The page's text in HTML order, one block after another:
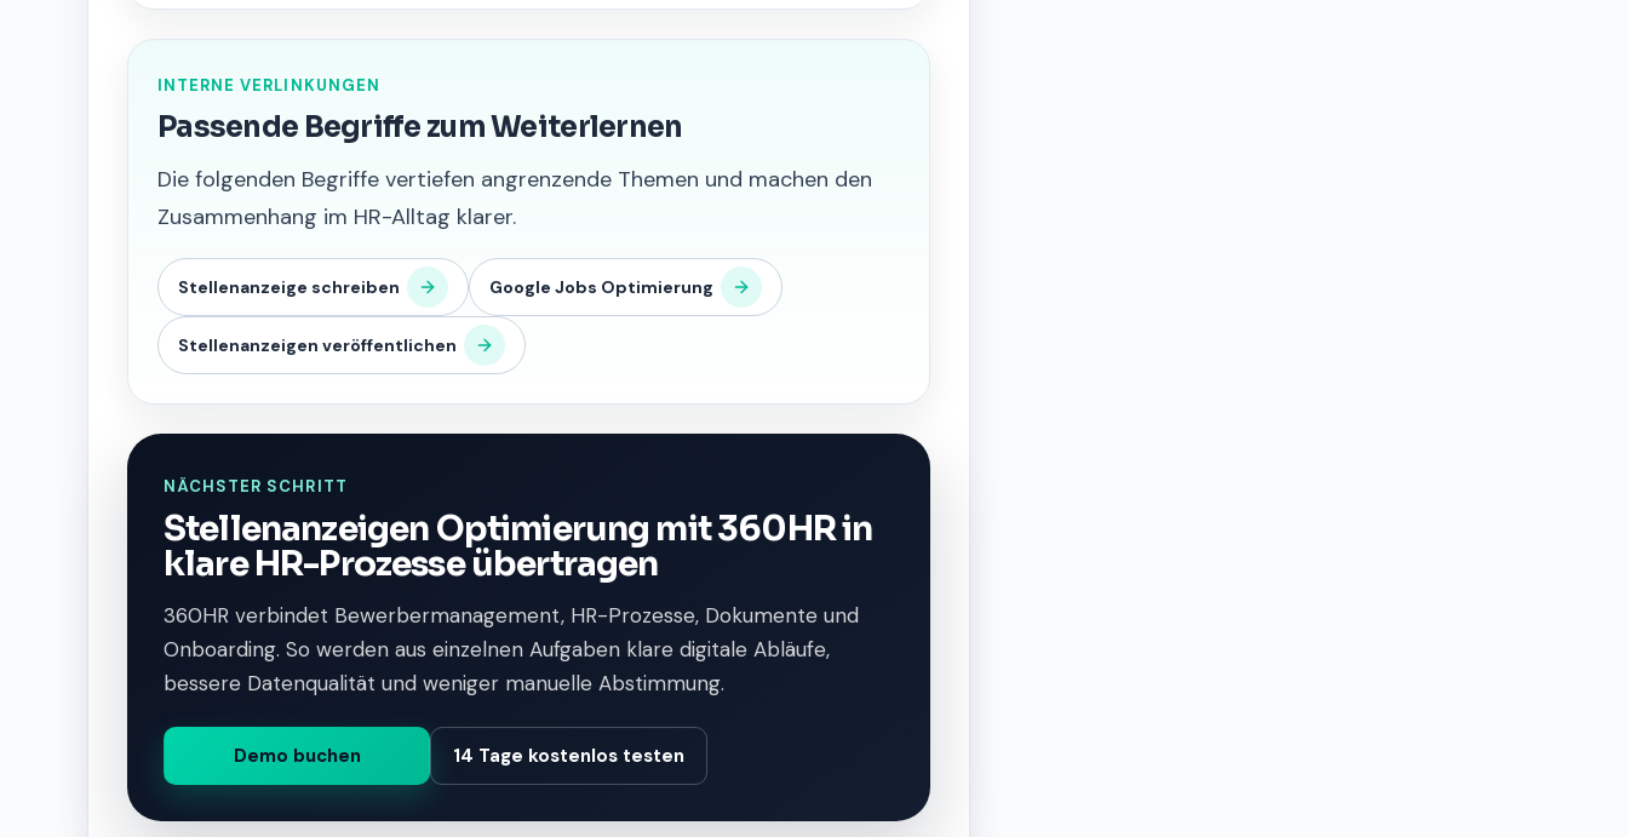
INTERNE VERLINKUNGEN
Passende Begriffe zum Weiterlernen
Die folgenden Begriffe vertiefen angrenzende Themen und machen den
Zusammenhang im HR-Alltag klarer.
Stellenanzeige schreiben Google Jobs Optimierung
Stellenanzeigen veröffentlichen
NÄCHSTER SCHRITT
Stellenanzeigen Optimierung mit 360HR in
klare HR-Prozesse übertragen
360HR verbindet Bewerbermanagement, HR-Prozesse, Dokumente und
Onboarding. So werden aus einzelnen Aufgaben klare digitale Abläufe,
bessere Datenqualität und weniger manuelle Abstimmung.
Demo buchen 14 Tage kostenlos testen